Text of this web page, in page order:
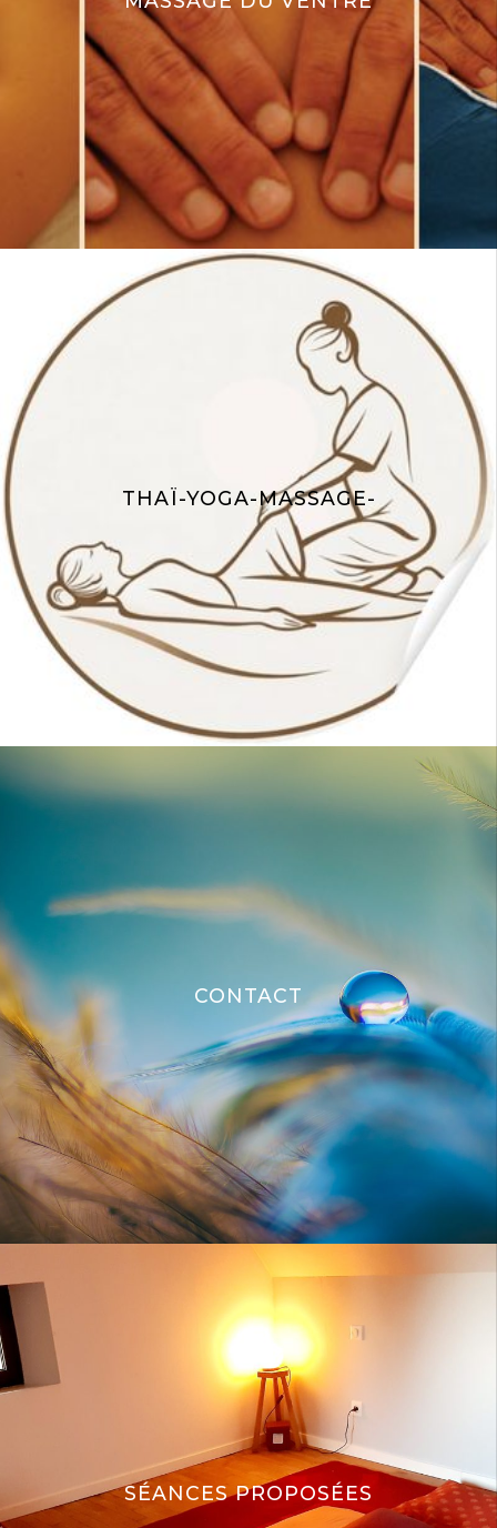
THAÏ-YOGA-MASSAGE-
CONTACT
SÉANCES PROPOSÉES